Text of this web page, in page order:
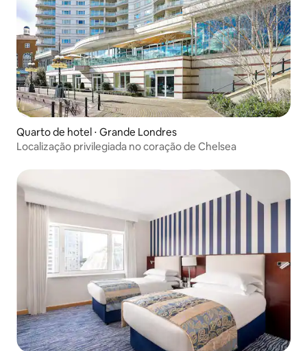
Quarto de hotel ⋅ Grande Londres
Localização privilegiada no coração de Chelsea